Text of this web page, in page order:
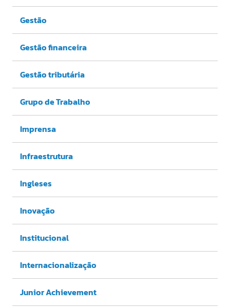
Gestão
Gestão financeira
Gestão tributária
Grupo de Trabalho
Imprensa
Infraestrutura
Ingleses
Inovação
Institucional
Internacionalização
Junior Achievement